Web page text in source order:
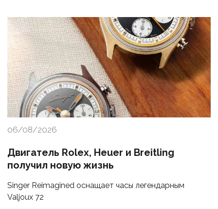
06/08/2026
Двигатель Rolex, Heuer и Breitling
получил новую жизнь
Singer Reimagined оснащает часы легендарным
Valjoux 72